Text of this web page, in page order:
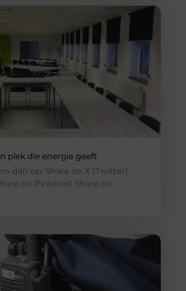
plek die energie geeft
dan op: Share on X (Twitter)
on Pinterest Share on